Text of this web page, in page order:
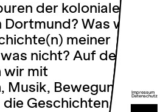
der kolonialen
Dortmund? Was weiß
meiner
nicht? Auf der
wir mit
Musik, Bewegung und
Geschichten
Impressum
Datenschutz